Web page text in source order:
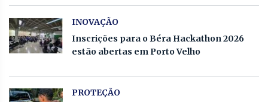
INOVAÇÃO
Inscrições para o Béra Hackathon 2026
estão abertas em Porto Velho
PROTEÇÃO